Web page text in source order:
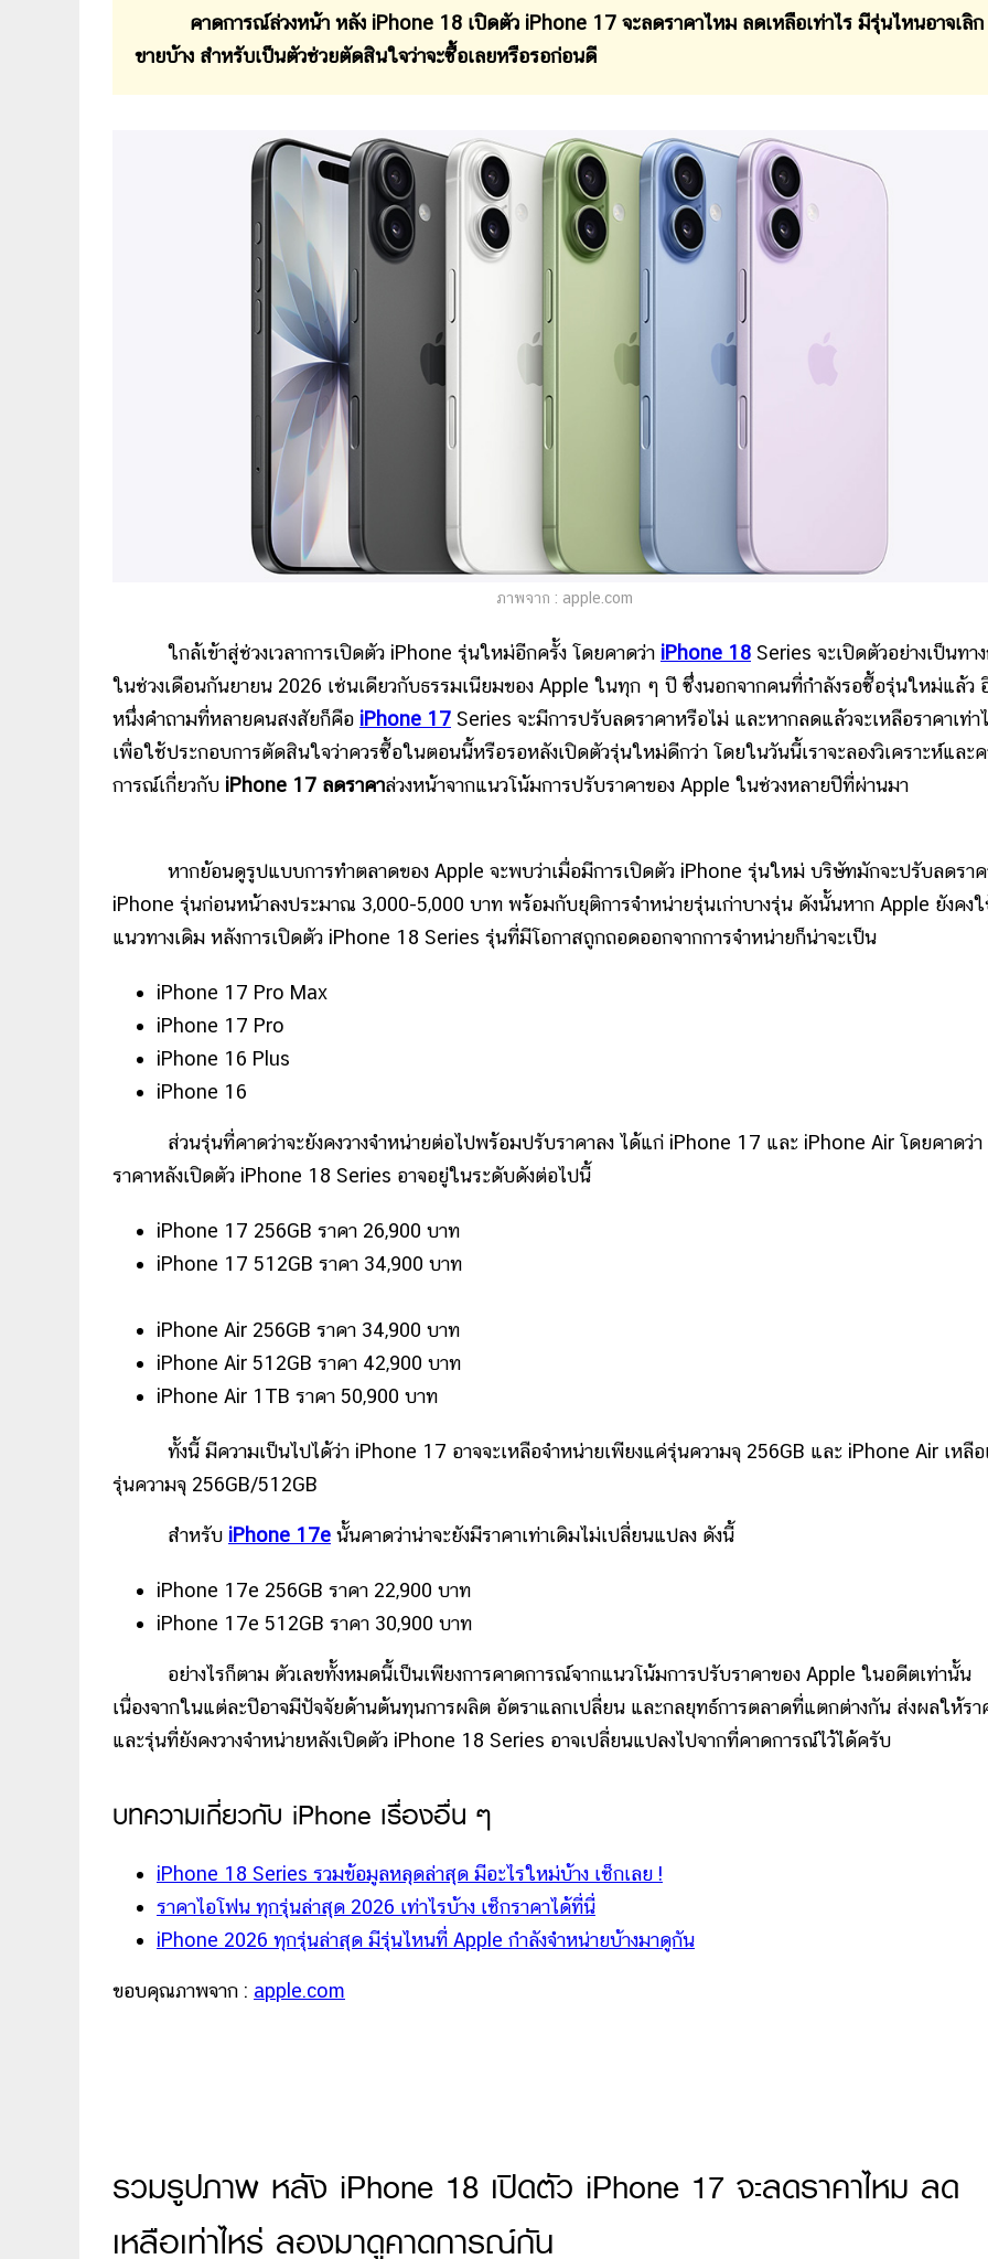
คาดการณ์ล่วงหน้า หลัง iPhone 18 เปิดตัว iPhone 17 จะลดราคาไหม ลดเหลือเท่าไร มีรุ่นไหนอาจเลิก
ขายบ้าง สำหรับเป็นตัวช่วยตัดสินใจว่าจะซื้อเลยหรือรอก่อนดี
ภาพจาก : apple.com
ใกล้เข้าสู่ช่วงเวลาการเปิดตัว iPhone รุ่นใหม่อีกครั้ง โดยคาดว่า iPhone 18 Series จะเปิดตัวอย่างเป็นทา
ในช่วงเดือนกันยายน 2026 เช่นเดียวกับธรรมเนียมของ Apple ในทุก ๆ ปี ซึ่งนอกจากคนที่กำลังรอซื้อรุ่นใหม่แล้ว
หนึ่งคำถามที่หลายคนสงสัยก็คือ iPhone 17 Series จะมีการปรับลดราคาหรือไม่ และหากลดแล้วจะเหลือราคาเท่า
เพื่อใช้ประกอบการตัดสินใจว่าควรซื้อในตอนนี้หรือรอหลังเปิดตัวรุ่นใหม่ดีกว่า โดยในวันนี้เราจะลองวิเคราะห์และ
การณ์เกี่ยวกับ iPhone 17 ลดราคาล่วงหน้าจากแนวโน้มการปรับราคาของ Apple ในช่วงหลายปีที่ผ่านมา
หากย้อนดูรูปแบบการทำตลาดของ Apple จะพบว่าเมื่อมีการเปิดตัว iPhone รุ่นใหม่ บริษัทมักจะปรับลดรา
iPhone รุ่นก่อนหน้าลงประมาณ 3,000-5,000 บาท พร้อมกับยุติการจำหน่ายรุ่นเก่าบางรุ่น ดังนั้นหาก Apple ยังคง
แนวทางเดิม หลังการเปิดตัว iPhone 18 Series รุ่นที่มีโอกาสถูกถอดออกจากการจำหน่ายก็น่าจะเป็น
iPhone 17 Pro Max
iPhone 17 Pro
iPhone 16 Plus
iPhone 16
ส่วนรุ่นที่คาดว่าจะยังคงวางจำหน่ายต่อไปพร้อมปรับราคาลง ได้แก่ iPhone 17 และ iPhone Air โดยคาดว่า
ราคาหลังเปิดตัว iPhone 18 Series อาจอยู่ในระดับดังต่อไปนี้
iPhone 17 256GB ราคา 26,900 บาท
iPhone 17 512GB ราคา 34,900 บาท
iPhone Air 256GB ราคา 34,900 บาท
iPhone Air 512GB ราคา 42,900 บาท
iPhone Air 1TB ราคา 50,900 บาท
ทั้งนี้ มีความเป็นไปได้ว่า iPhone 17 อาจจะเหลือจำหน่ายเพียงแค่รุ่นความจุ 256GB และ iPhone Air เหลื
รุ่นความจุ 256GB/512GB
สำหรับ iPhone 17e นั้นคาดว่าน่าจะยังมีราคาเท่าเดิมไม่เปลี่ยนแปลง ดังนี้
iPhone 17e 256GB ราคา 22,900 บาท
iPhone 17e 512GB ราคา 30,900 บาท
อย่างไรก็ตาม ตัวเลขทั้งหมดนี้เป็นเพียงการคาดการณ์จากแนวโน้มการปรับราคาของ Apple ในอดีตเท่านั้น
เนื่องจากในแต่ละปีอาจมีปัจจัยด้านต้นทุนการผลิต อัตราแลกเปลี่ยน และกลยุทธ์การตลาดที่แตกต่างกัน ส่งผลให้รา
และรุ่นที่ยังคงวางจำหน่ายหลังเปิดตัว iPhone 18 Series อาจเปลี่ยนแปลงไปจากที่คาดการณ์ไว้ได้ครับ
บทความเกี่ยวกับ iPhone เรื่องอื่น ๆ
iPhone 18 Series รวมข้อมูลหลุดล่าสุด มีอะไรใหม่บ้าง เช็กเลย !
ราคาไอโฟน ทุกรุ่นล่าสุด 2026 เท่าไรบ้าง เช็กราคาได้ที่นี่
iPhone 2026 ทุกรุ่นล่าสุด มีรุ่นไหนที่ Apple กำลังจำหน่ายบ้างมาดูกัน
ขอบคุณภาพจาก : apple.com
รวมรูปภาพ หลัง iPhone 18 เปิดตัว iPhone 17 จะลดราคาไหม ลด
เหลือเท่าไหร่ ลองมาดูคาดการณ์กัน